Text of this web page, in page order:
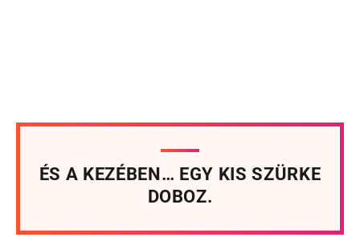
ÉS A KEZÉBEN… EGY KIS SZÜRKE
DOBOZ.